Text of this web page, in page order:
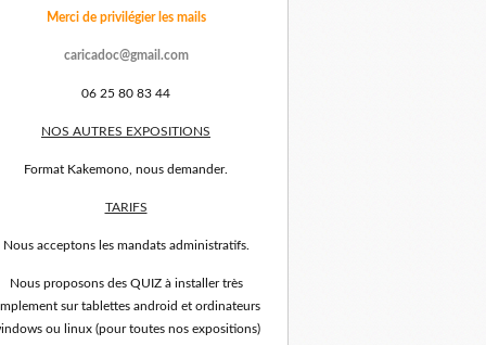
Merci de privilégier les mails
caricadoc@gmail.com
06 25 80 83 44
NOS AUTRES EXPOSITIONS
Format Kakemono, nous demander.
TARIFS
Nous acceptons les mandats administratifs.
Nous proposons des QUIZ à installer très
sur tablettes android et ordinateurs
ou linux (pour toutes nos expositions)